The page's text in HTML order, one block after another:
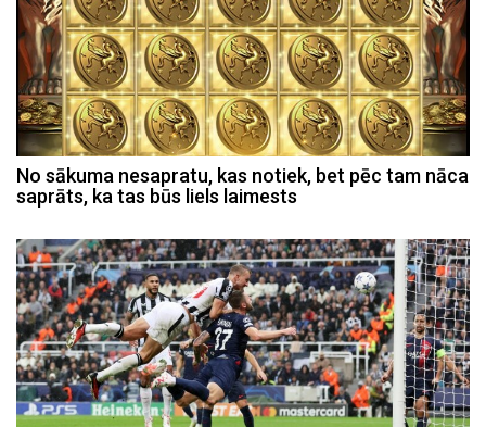
No sākuma nesapratu, kas notiek, bet pēc tam nāca
saprāts, ka tas būs liels laimests